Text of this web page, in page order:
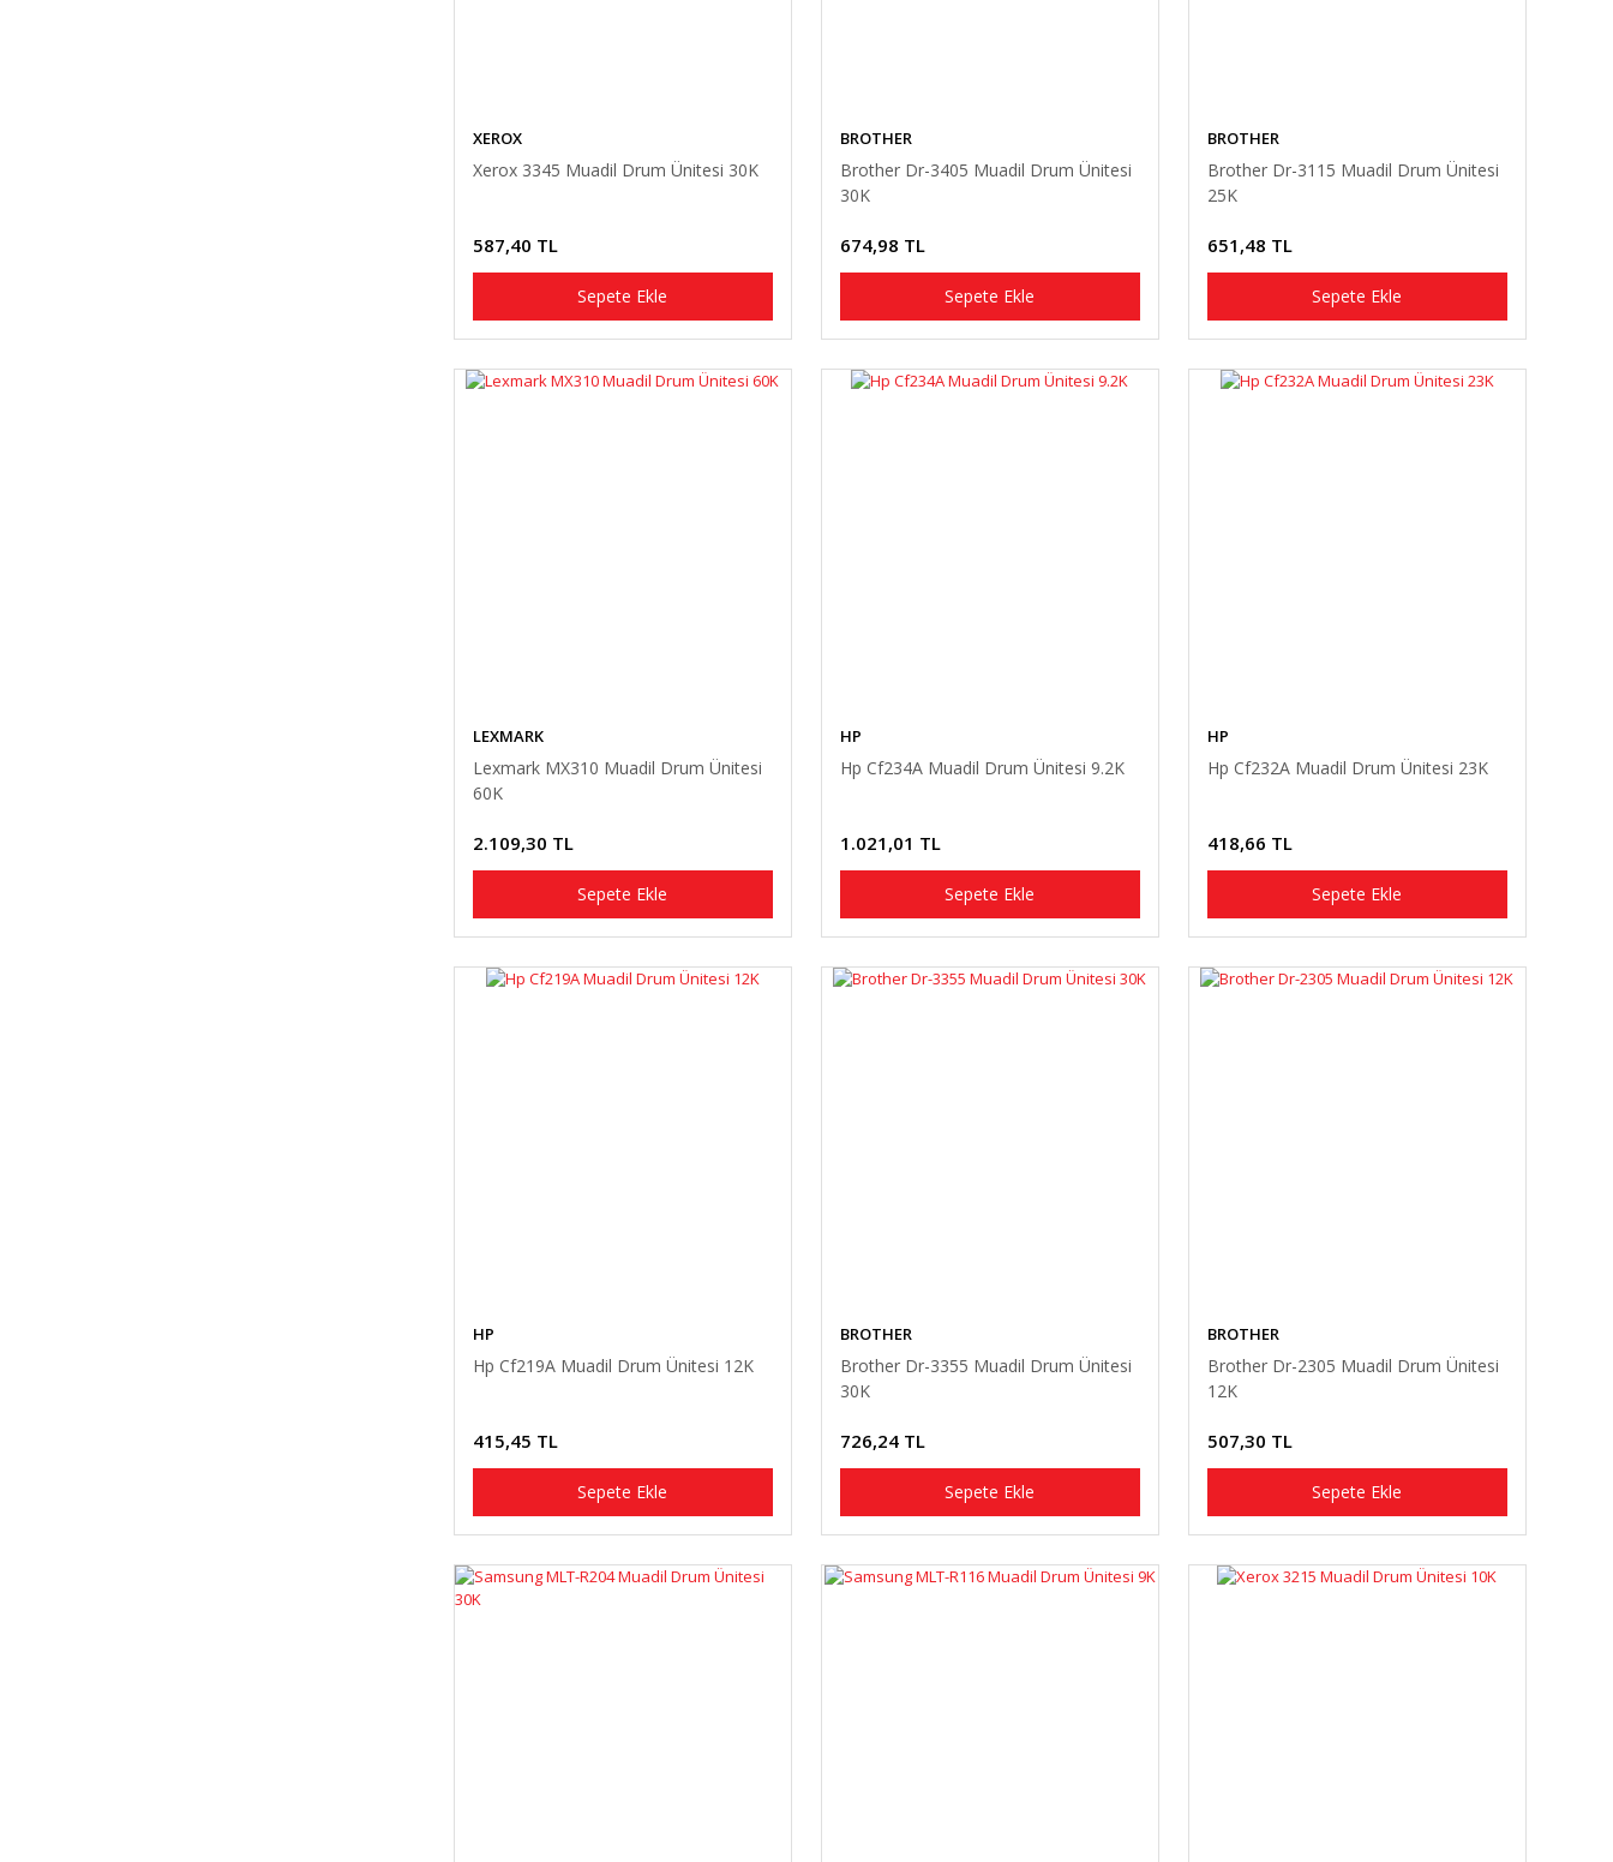
XEROX
Xerox 3345 Muadil Drum Ünitesi 30K
587,40 TL
Sepete Ekle
BROTHER
Brother Dr-3405 Muadil Drum Ünitesi
30K
674,98 TL
Sepete Ekle
BROTHER
Brother Dr-3115 Muadil Drum Ünitesi
25K
651,48 TL
Sepete Ekle
LEXMARK
Lexmark MX310 Muadil Drum Ünitesi
60K
2.109,30 TL
Sepete Ekle
HP
Hp Cf234A Muadil Drum Ünitesi 9.2K
1.021,01 TL
Sepete Ekle
HP
Hp Cf232A Muadil Drum Ünitesi 23K
418,66 TL
Sepete Ekle
HP
Hp Cf219A Muadil Drum Ünitesi 12K
415,45 TL
Sepete Ekle
BROTHER
Brother Dr-3355 Muadil Drum Ünitesi
30K
726,24 TL
Sepete Ekle
BROTHER
Brother Dr-2305 Muadil Drum Ünitesi
12K
507,30 TL
Sepete Ekle